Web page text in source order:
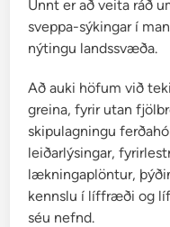
i
Unnt er að veita ráð
sveppa-sýkingar í
nýtingu landssvæða.
Að auki höfum við
greina, fyrir utan
skipulagningu
leiðarlýsingar,
lækningaplöntur,
kennslu í líffræði og
séu nefnd.